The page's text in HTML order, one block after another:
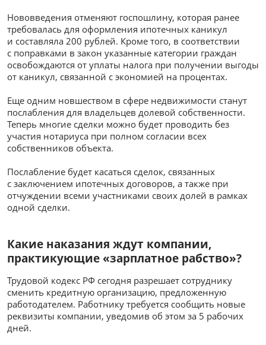
Нововведения отменяют госпошлину, которая ранее
требовалась для оформления ипотечных каникул
и составляла 200 рублей. Кроме того, в соответствии
с поправками в закон указанные категории граждан
освобождаются от уплаты налога при получении выгоды
от каникул, связанной с экономией на процентах.
Еще одним новшеством в сфере недвижимости станут
послабления для владельцев долевой собственности.
Теперь многие сделки можно будет проводить без
участия нотариуса при полном согласии всех
собственников объекта.
Послабление будет касаться сделок, связанных
с заключением ипотечных договоров, а также при
отчуждении всеми участниками своих долей в рамках
одной сделки.
Какие наказания ждут компании,
практикующие «зарплатное рабство»?
Трудовой кодекс РФ сегодня разрешает сотруднику
сменить кредитную организацию, предложенную
работодателем. Работнику требуется сообщить новые
реквизиты компании, уведомив об этом за 5 рабочих
дней.